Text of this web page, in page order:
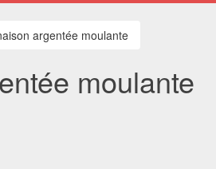
argentée moulante
moulante